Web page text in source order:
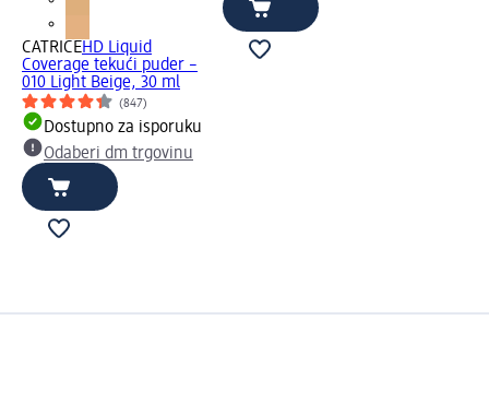
CATRICEHD Liquid
Coverage tekući puder –
010 Light Beige, 30 ml
(847)
Dostupno za isporuku
Odaberi dm trgovinu